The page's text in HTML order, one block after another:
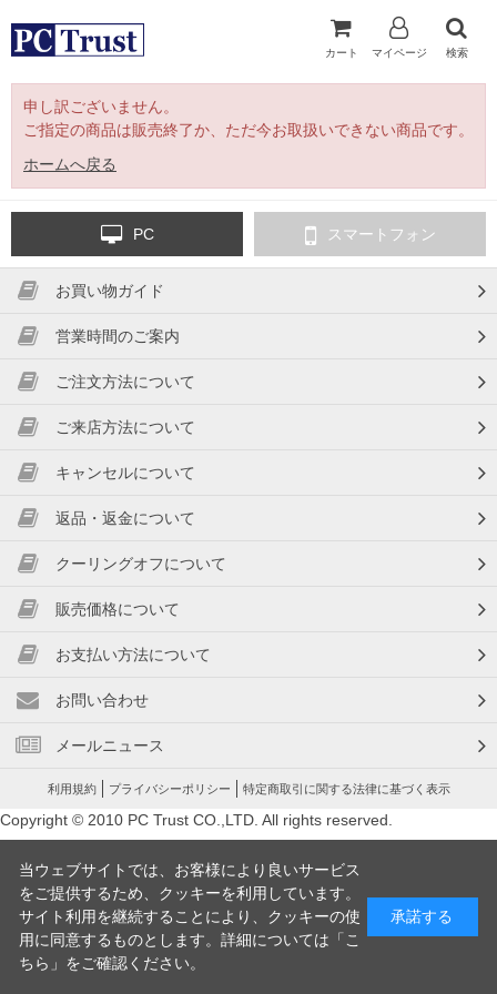
カート マイページ 検索
申し訳ございません。
ご指定の商品は販売終了か、ただ今お取扱いできない商品です。
ホームへ戻る
PC スマートフォン
お買い物ガイド
営業時間のご案内
ご注文方法について
ご来店方法について
キャンセルについて
返品・返金について
クーリングオフについて
販売価格について
お支払い方法について
お問い合わせ
メールニュース
利用規約 プライバシーポリシー 特定商取引に関する法律に基づく表示
Copyright © 2010 PC Trust CO.,LTD. All rights reserved.
当ウェブサイトでは、お客様により良いサービス
をご提供するため、クッキーを利用しています。
サイト利用を継続することにより、クッキーの使
用に同意するものとします。詳細については「 こ
ちら 」をご確認ください。
承諾する